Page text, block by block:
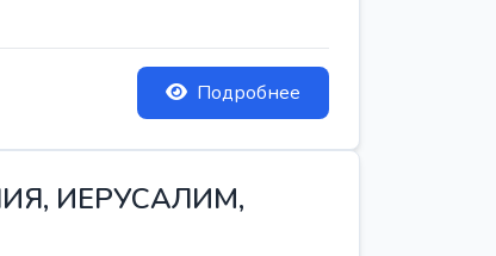
Подробнее
ИЕРУСАЛИМ,